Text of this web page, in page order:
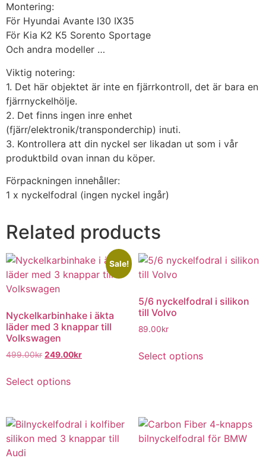
Montering:
För Hyundai Avante I30 IX35
För Kia K2 K5 Sorento Sportage
Och andra modeller …
Viktig notering:
1. Det här objektet är inte en fjärrkontroll, det är bara en
fjärrnyckelhölje.
2. Det finns ingen inre enhet
(fjärr/elektronik/transponderchip) inuti.
3. Kontrollera att din nyckel ser likadan ut som i vår
produktbild ovan innan du köper.
Förpackningen innehåller:
1 x nyckelfodral (ingen nyckel ingår)
Related products
Sale!
Nyckelkarbinhake i äkta
läder med 3 knappar till
Volkswagen
499.00kr 249.00kr
Select options
5/6 nyckelfodral i silikon
till Volvo
89.00kr
Select options